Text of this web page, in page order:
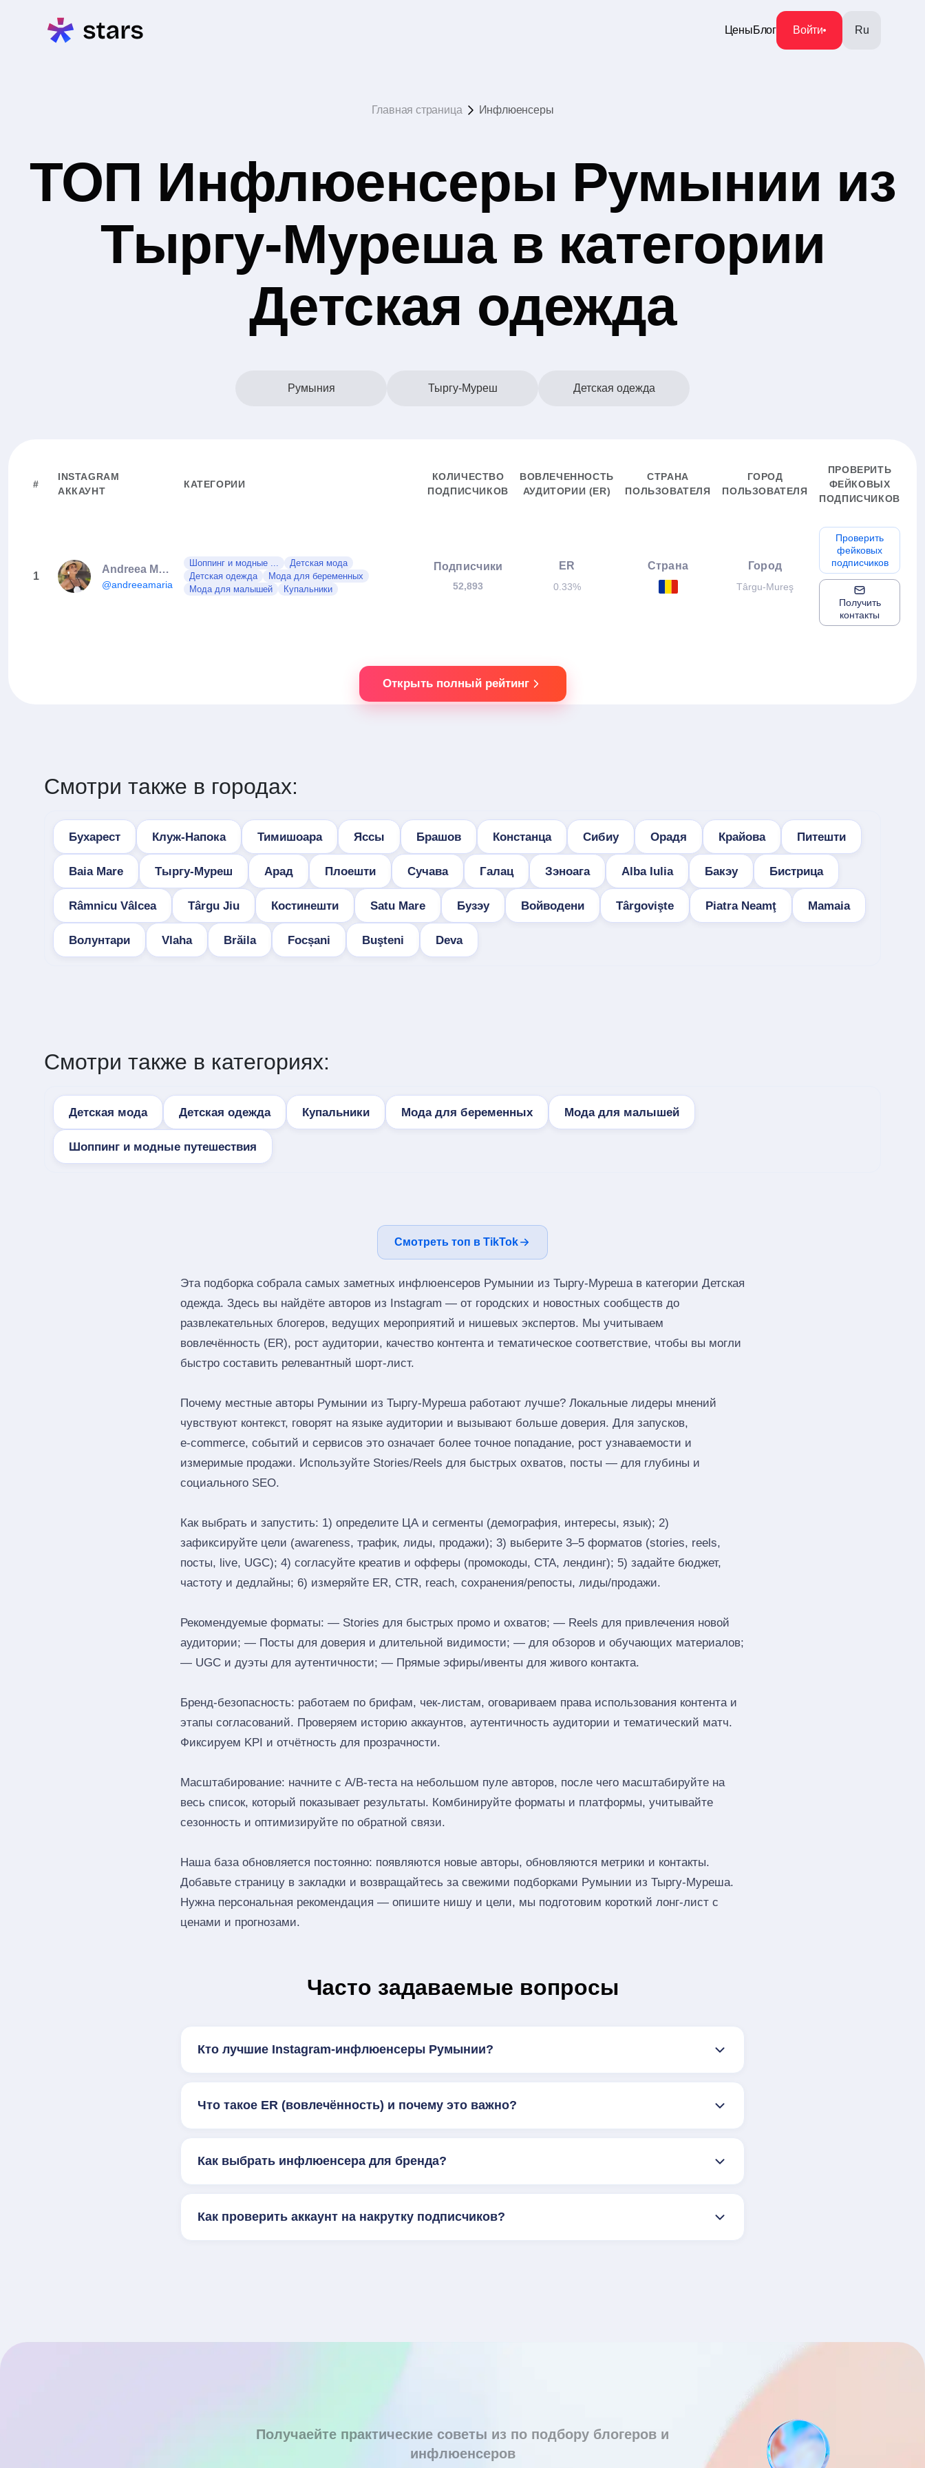
ЦеныБлог Войти Ru
Главная страница Инфлюенсеры
ТОП Инфлюенсеры Румынии из
Тыргу-Муреша в категории
Детская одежда
Румыния Тыргу-Муреш Детская одежда
#
INSTAGRAM
АККАУНТ
КАТЕГОРИИ
КОЛИЧЕСТВО
ПОДПИСЧИКОВ
ВОВЛЕЧЕННОСТЬ
АУДИТОРИИ (ER)
СТРАНА
ПОЛЬЗОВАТЕЛЯ
ГОРОД
ПОЛЬЗОВАТЕЛЯ
ПРОВЕРИТЬ
ФЕЙКОВЫХ
ПОДПИСЧИКОВ
1
Andreea Maria Mare
@andreeamaria.ro
Шоппинг и модные ...
Детская мода
Детская одежда
Мода для беременных
Мода для малышей
Купальники
Подписчики
52,893
ER
0.33%
Страна Город
Târgu-Mureş
Проверить
фейковых
подписчиков
Получить
контакты
Открыть полный рейтинг
Смотри также в городах:
Бухарест Клуж-Напока Тимишоара Яссы Брашов Констанца Сибиу Орадя Крайова Питешти
Baia Mare Тыргу-Муреш Арад Плоешти Сучава Галац Зэноага Alba Iulia Бакэу Бистрица
Râmnicu Vâlcea Târgu Jiu Костинешти Satu Mare Бузэу Войводени Târgovişte Piatra Neamţ Mamaia
Волунтари Vlaha Brăila Focșani Buşteni Deva
Смотри также в категориях:
Детская мода Детская одежда Купальники Мода для беременных Мода для малышей
Шоппинг и модные путешествия
Смотреть топ в TikTok
Эта подборка собрала самых заметных инфлюенсеров Румынии из Тыргу-Муреша в категории Детская
одежда. Здесь вы найдёте авторов из Instagram — от городских и новостных сообществ до
развлекательных блогеров, ведущих мероприятий и нишевых экспертов. Мы учитываем
вовлечённость (ER), рост аудитории, качество контента и тематическое соответствие, чтобы вы могли
быстро составить релевантный шорт‑лист.
Почему местные авторы Румынии из Тыргу-Муреша работают лучше? Локальные лидеры мнений
чувствуют контекст, говорят на языке аудитории и вызывают больше доверия. Для запусков,
e‑commerce, событий и сервисов это означает более точное попадание, рост узнаваемости и
измеримые продажи. Используйте Stories/Reels для быстрых охватов, посты — для глубины и
социального SEO.
Как выбрать и запустить: 1) определите ЦА и сегменты (демография, интересы, язык); 2)
зафиксируйте цели (awareness, трафик, лиды, продажи); 3) выберите 3–5 форматов (stories, reels,
посты, live, UGC); 4) согласуйте креатив и офферы (промокоды, CTA, лендинг); 5) задайте бюджет,
частоту и дедлайны; 6) измеряйте ER, CTR, reach, сохранения/репосты, лиды/продажи.
Рекомендуемые форматы: — Stories для быстрых промо и охватов; — Reels для привлечения новой
аудитории; — Посты для доверия и длительной видимости; — для обзоров и обучающих материалов;
— UGC и дуэты для аутентичности; — Прямые эфиры/ивенты для живого контакта.
Бренд‑безопасность: работаем по брифам, чек‑листам, оговариваем права использования контента и
этапы согласований. Проверяем историю аккаунтов, аутентичность аудитории и тематический матч.
Фиксируем KPI и отчётность для прозрачности.
Масштабирование: начните с A/B‑теста на небольшом пуле авторов, после чего масштабируйте на
весь список, который показывает результаты. Комбинируйте форматы и платформы, учитывайте
сезонность и оптимизируйте по обратной связи.
Наша база обновляется постоянно: появляются новые авторы, обновляются метрики и контакты.
Добавьте страницу в закладки и возвращайтесь за свежими подборками Румынии из Тыргу-Муреша.
Нужна персональная рекомендация — опишите нишу и цели, мы подготовим короткий лонг‑лист с
ценами и прогнозами.
Часто задаваемые вопросы
Кто лучшие Instagram-инфлюенсеры Румынии?
Что такое ER (вовлечённость) и почему это важно?
Как выбрать инфлюенсера для бренда?
Как проверить аккаунт на накрутку подписчиков?
Получаейте практические советы из по подбору блогеров и
инфлюенсеров